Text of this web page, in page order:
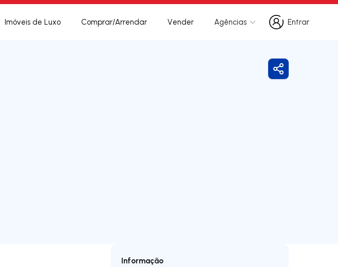
Imóveis de Luxo Comprar/Arrendar Vender Agências
Entrar
Entrar
Partilhar
Informação